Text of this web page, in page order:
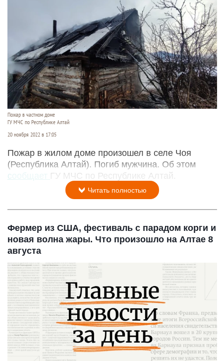
Пожар в частном доме
ГУ МЧС по Республике Алтай
20 ноября 2022 в 17:05
Пожар в жилом доме произошел в селе Чоя
(Республика Алтай). Погиб мужчина. Об этом
сообщает ГУ МЧС по Республике Алтай.
Читать полностью
Фермер из США, фестиваль с парадом корги и
новая волна жары. Что произошло на Алтае 8
августа